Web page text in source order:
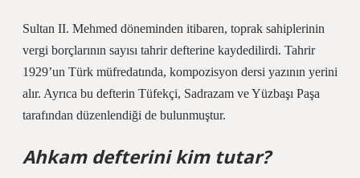
Sultan II. Mehmed döneminden itibaren, toprak sahiplerinin
vergi borçlarının sayısı tahrir defterine kaydedilirdi. Tahrir
1929’un Türk müfredatında, kompozisyon dersi yazının yerini
alır. Ayrıca bu defterin Tüfekçi, Sadrazam ve Yüzbaşı Paşa
tarafından düzenlendiği de bulunmuştur.
Ahkam defterini kim tutar?